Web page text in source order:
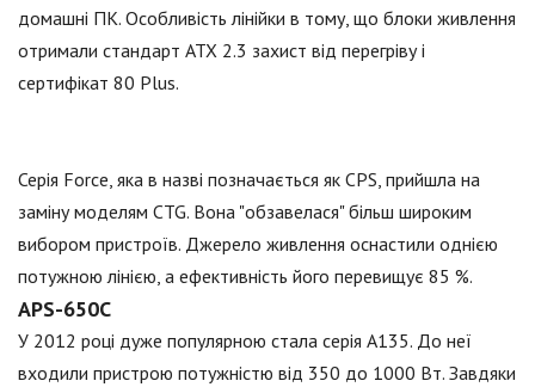
домашні ПК. Особливість лінійки в тому, що блоки живлення
отримали стандарт ATX 2.3 захист від перегріву і
сертифікат 80 Plus.
Серія Force, яка в назві позначається як CPS, прийшла на
заміну моделям CTG. Вона "обзавелася" більш широким
вибором пристроїв. Джерело живлення оснастили однією
потужною лінією, а ефективність його перевищує 85 %.
APS-650C
У 2012 році дуже популярною стала серія А135. До неї
входили пристрою потужністю від 350 до 1000 Вт. Завдяки